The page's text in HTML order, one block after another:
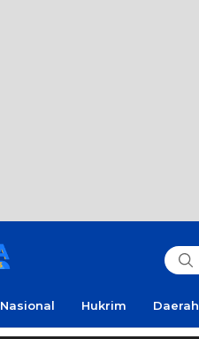
Nasional Hukrim Daerah